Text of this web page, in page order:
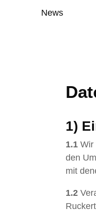
News
1)
1.1 Wir
den
mit
1.2